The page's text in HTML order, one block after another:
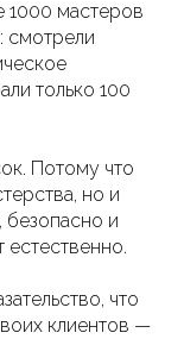
1000 мастеров
смотрели
только 100
Потому что
но и
безопасно и
естественно.
что
клиентов —